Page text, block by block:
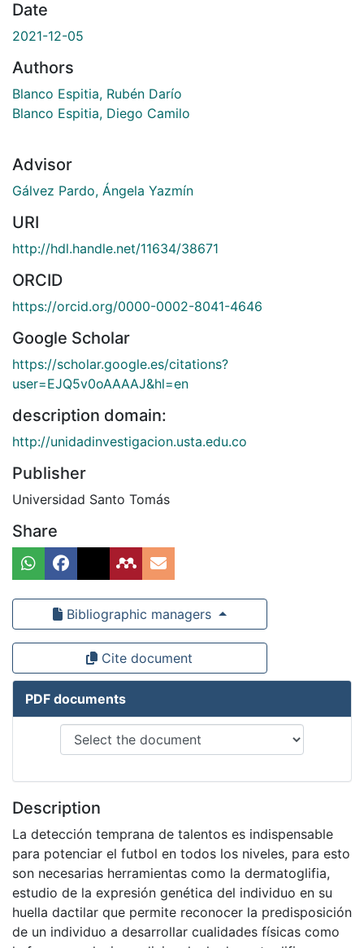
Date
2021-12-05
Authors
Blanco Espitia, Rubén Darío
Blanco Espitia, Diego Camilo
Advisor
Gálvez Pardo, Ángela Yazmín
URI
http://hdl.handle.net/11634/38671
ORCID
https://orcid.org/0000-0002-8041-4646
Google Scholar
https://scholar.google.es/citations?
user=EJQ5v0oAAAAJ&hl=en
description domain:
http://unidadinvestigacion.usta.edu.co
Publisher
Universidad Santo Tomás
Share
Bibliographic managers
Cite document
PDF documents
Description
La detección temprana de talentos es indispensable
para potenciar el futbol en todos los niveles, para esto
son necesarias herramientas como la dermatoglifia,
estudio de la expresión genética del individuo en su
huella dactilar que permite reconocer la predisposición
de un individuo a desarrollar cualidades físicas como